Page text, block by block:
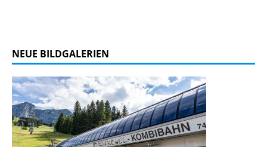
NEUE BILDGALERIEN